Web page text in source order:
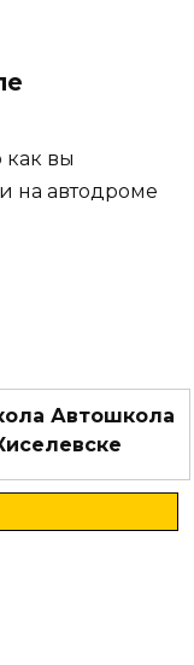
как вы
на автодроме
Автошкола